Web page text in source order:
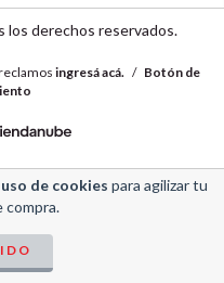
de cookies para agilizar tu
compra.
los derechos reservados.
ingresá acá. / Botón de